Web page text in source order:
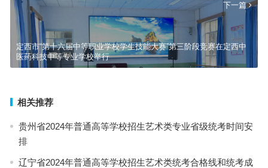
下一篇
定西市“第十六届中等职业学校学生技能大赛”第三阶段竞赛在定西中
医药科技中等专业学校举行
相关推荐
贵州省2024年普通高等学校招生艺术类专业省级统考时间安
排
辽宁省2024年普通高等学校招生艺术类统考合格线和统考成